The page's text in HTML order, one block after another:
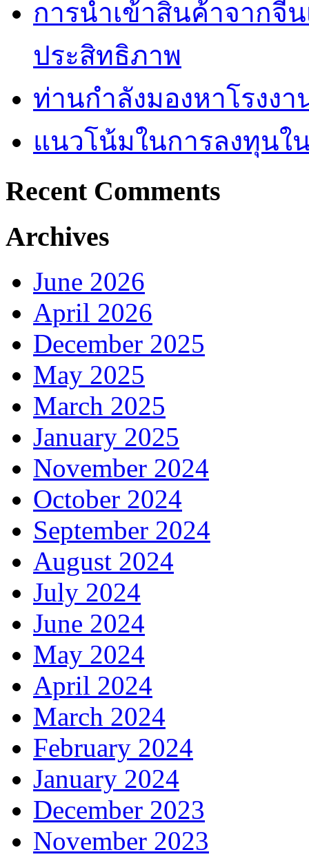
การนำเข้าสินค้าจากจี
ประสิทธิภาพ
ท่านกำลังมองหาโรงง
แนวโน้มในการลงทุนใ
Recent Comments
Archives
June 2026
April 2026
December 2025
May 2025
March 2025
January 2025
November 2024
October 2024
September 2024
August 2024
July 2024
June 2024
May 2024
April 2024
March 2024
February 2024
January 2024
December 2023
November 2023